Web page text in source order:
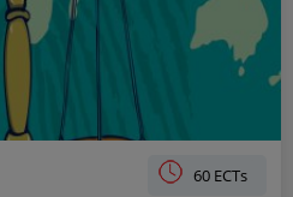
60 ECTs